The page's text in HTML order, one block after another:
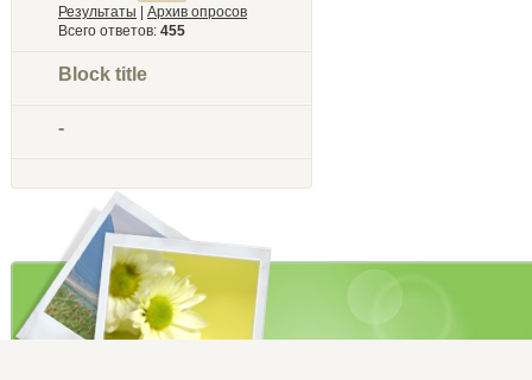
Результаты
Архив опросов
Всего ответов: 455
Block title
-